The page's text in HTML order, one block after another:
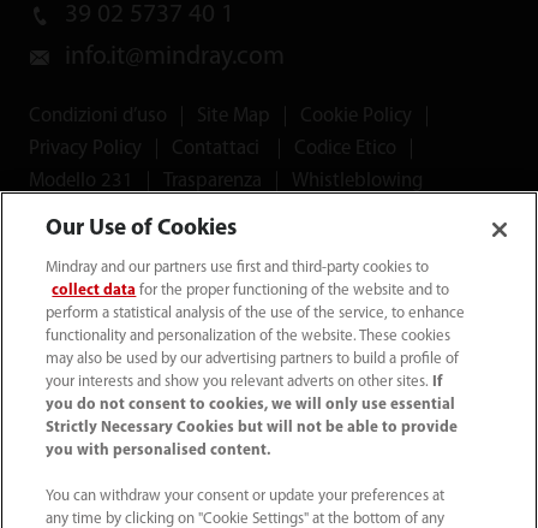
39 02 5737 40 1
info.it@mindray.com
Condizioni d’uso Site Map Cookie Policy
Privacy Policy
Contattaci Codice Etico
Modello 231
Trasparenza Whistleblowing
Ltd. Tutti i diritti riservati.
Mindray Medical Italy S.r.l. ha ottenuto ilRating di Legalità
con il punteggio ★★++ ed è inclusa nell'elenco
pubblicato sul sito dell'AGCM
Our Use of Cookies
Mindray and our partners use first and third-party cookies to
collect data for the proper functioning of the website and to
perform a statistical analysis of the use of the service, to enhance
functionality and personalization of the website. These cookies
may also be used by our advertising partners to build a profile of
your interests and show you relevant adverts on other sites.
If
you do not consent to cookies, we will only use essential
Strictly Necessary Cookies but will not be able to provide
you with personalised content.
You can withdraw your consent or update your preferences at
any time by clicking on "Cookie Settings" at the bottom of any